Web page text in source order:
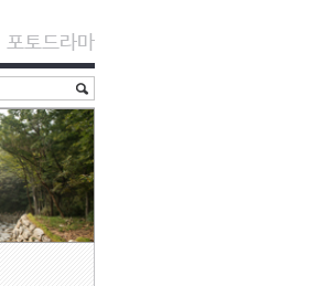
포토드라마